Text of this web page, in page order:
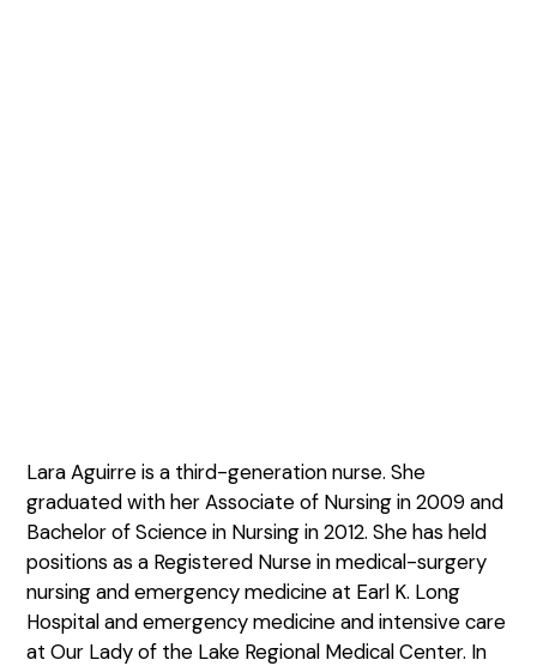
Lara Aguirre is a third-generation nurse. She
graduated with her Associate of Nursing in 2009 and
Bachelor of Science in Nursing in 2012. She has held
positions as a Registered Nurse in medical-surgery
nursing and emergency medicine at Earl K. Long
Hospital and emergency medicine and intensive care
at Our Lady of the Lake Regional Medical Center. In